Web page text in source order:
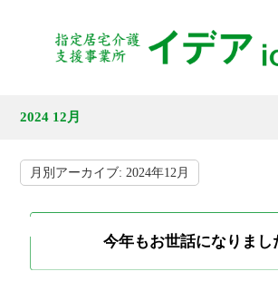
2024 12月
月別アーカイブ:2024年12月
今年もお世話になりまし